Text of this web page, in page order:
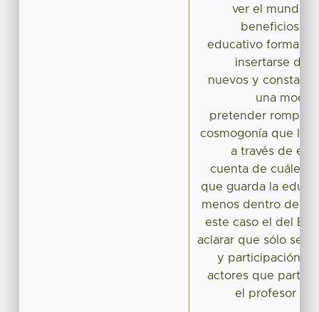
ver el mundo
beneficios
educativo formal,
insertarse de
nuevos y
una
pretender romper
cosmogonía que los
a través de
cuenta de cuáles
que guarda la
menos dentro de
este caso el del
aclarar que sólo se
y participación
actores que
el profesor de